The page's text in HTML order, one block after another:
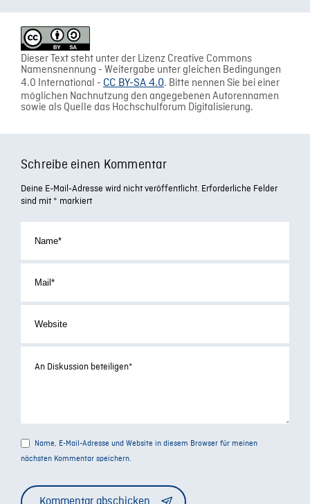
Dieser Text steht unter der Lizenz Creative Commons
Namensnennung - Weitergabe unter gleichen Bedingungen
4.0 International - CC BY-SA 4.0. Bitte nennen Sie bei einer
möglichen Nachnutzung den angegebenen Autorennamen
sowie als Quelle das Hochschulforum Digitalisierung.
Schreibe einen Kommentar
Deine E-Mail-Adresse wird nicht veröffentlicht. Erforderliche Felder
sind mit * markiert
Name, E-Mail-Adresse und Website in diesem Browser für meinen
nächsten Kommentar speichern.